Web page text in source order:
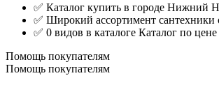
✅ Каталог купить в городе Нижний
✅ Широкий ассортимент сантехники
✅ 0 видов в каталоге Каталог по цене
Помощь покупателям
Помощь покупателям